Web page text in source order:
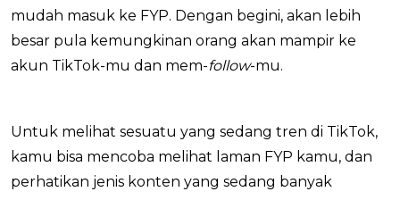
mudah masuk ke FYP. Dengan begini, akan lebih
besar pula kemungkinan orang akan mampir ke
akun TikTok-mu dan mem-follow-mu.
Untuk melihat sesuatu yang sedang tren di TikTok,
kamu bisa mencoba melihat laman FYP kamu, dan
perhatikan jenis konten yang sedang banyak